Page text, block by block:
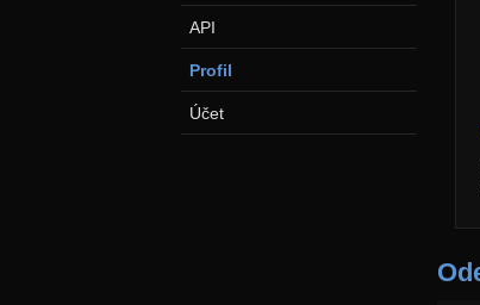
API
Profil
Účet